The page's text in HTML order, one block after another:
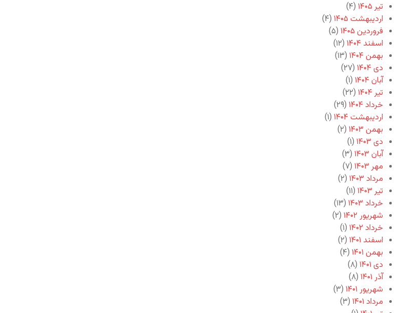
تیر ۱۴۰۵
(۴)
اردیبهشت ۱۴۰۵
(۴)
فروردین ۱۴۰۵
(۵)
اسفند ۱۴۰۴
(۱۲)
بهمن ۱۴۰۴
(۱۳)
دی ۱۴۰۴
(۲۷)
آبان ۱۴۰۴
(۱)
تیر ۱۴۰۴
(۲۲)
خرداد ۱۴۰۴
(۲۹)
اردیبهشت ۱۴۰۴
(۱)
بهمن ۱۴۰۳
(۲)
دی ۱۴۰۳
(۱)
آبان ۱۴۰۳
(۳)
مهر ۱۴۰۳
(۷)
مرداد ۱۴۰۳
(۲)
تیر ۱۴۰۳
(۱۱)
خرداد ۱۴۰۳
(۱۳)
شهریور ۱۴۰۲
(۲)
خرداد ۱۴۰۲
(۱)
اسفند ۱۴۰۱
(۲)
بهمن ۱۴۰۱
(۴)
دی ۱۴۰۱
(۸)
آذر ۱۴۰۱
(۸)
شهریور ۱۴۰۱
(۳)
مرداد ۱۴۰۱
(۳)